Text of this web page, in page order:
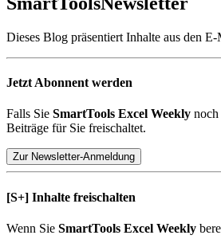
Dieses Blog präsentiert Inhalte aus den
Jetzt Abonnent werden
Falls Sie SmartTools Excel Weekly noch
Beiträge für Sie freischaltet.
Zur Newsletter-Anmeldung
[S+] Inhalte freischalten
Wenn Sie SmartTools Excel Weekly